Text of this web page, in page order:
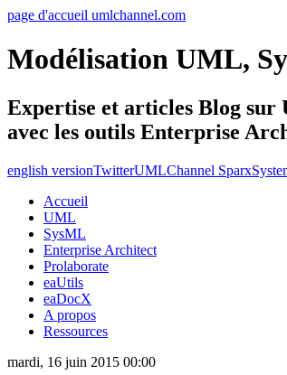
page d'accueil umlchannel.com
Modélisation UML,
Expertise et articles Blog
avec les outils Enterprise
english versionTwitterUMLChannel
Accueil
UML
SysML
Enterprise Architect
Prolaborate
eaUtils
eaDocX
A propos
Ressources
mardi, 16 juin 2015 00:00